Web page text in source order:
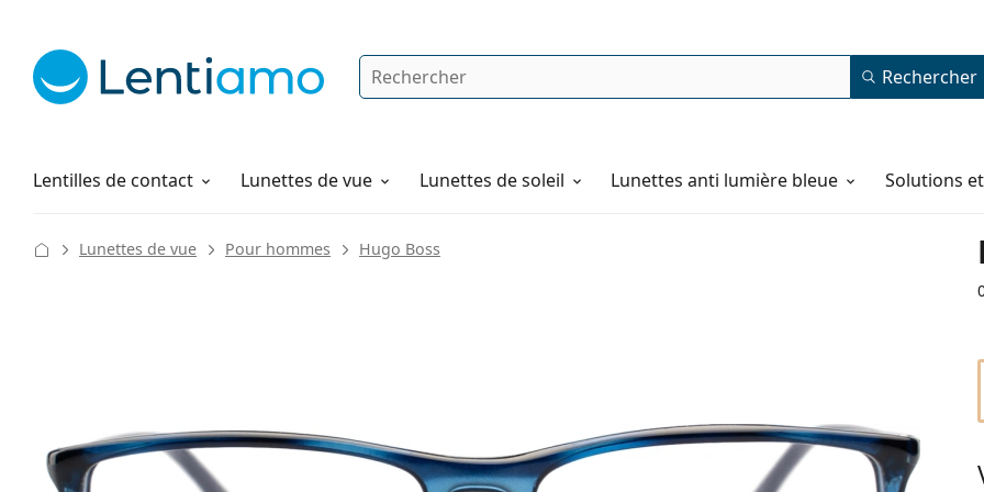
Rechercher Rechercher
Lentilles de contact
Solutions Lunettes de vue Lunettes de soleil Lunettes anti lumière bleue Solutions
Comment commander
Lunettes de vue Pour hommes Hugo Boss